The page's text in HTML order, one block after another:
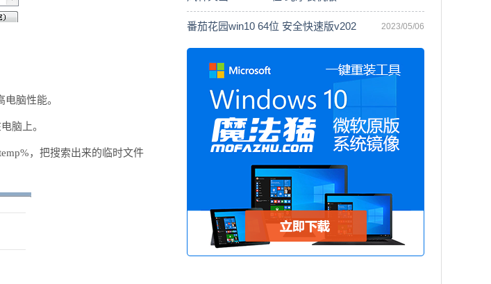
脑性能。
脑上。
，把搜索出来的临时文件
番茄花园win10 64位 安全快速版v202 2023/05/06